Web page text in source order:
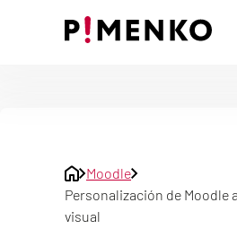
Moodle
Personalización de Moodle
visual